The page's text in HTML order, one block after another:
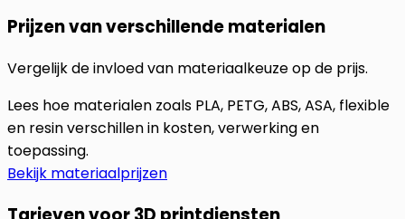
Prijzen van verschillende materialen
Vergelijk de invloed van materiaalkeuze op de prijs.
Lees hoe materialen zoals PLA, PETG, ABS, ASA, flexible
en resin verschillen in kosten, verwerking en
toepassing.
Bekijk materiaalprijzen